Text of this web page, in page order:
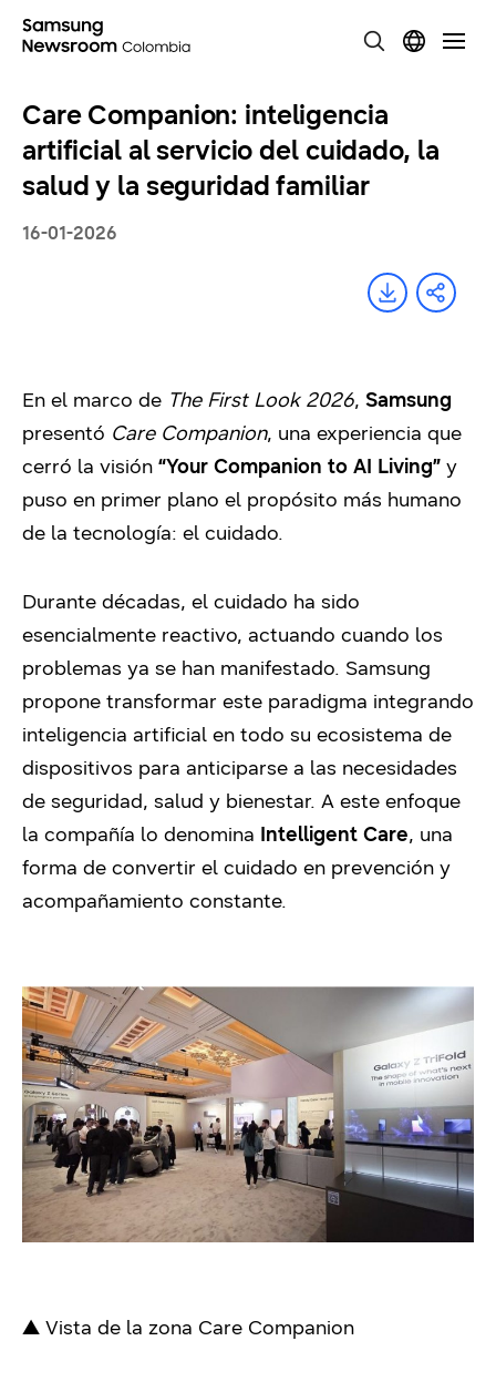
Care Companion: inteligencia
artificial al servicio del cuidado, la
salud y la seguridad familiar
16-01-2026
En el marco de The First Look 2026, Samsung
presentó Care Companion, una experiencia que
cerró la visión “Your Companion to AI Living” y
puso en primer plano el propósito más humano
de la tecnología: el cuidado.
Durante décadas, el cuidado ha sido
esencialmente reactivo, actuando cuando los
problemas ya se han manifestado. Samsung
propone transformar este paradigma integrando
inteligencia artificial en todo su ecosistema de
dispositivos para anticiparse a las necesidades
de seguridad, salud y bienestar. A este enfoque
la compañía lo denomina Intelligent Care, una
forma de convertir el cuidado en prevención y
acompañamiento constante.
▲ Vista de la zona Care Companion